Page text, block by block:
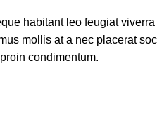
habitant leo feugiat
mollis at a nec placerat
condimentum.